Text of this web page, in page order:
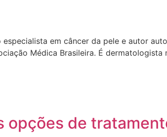
em câncer da pele e autor
Médica Brasileira. É dermatologista
opções de